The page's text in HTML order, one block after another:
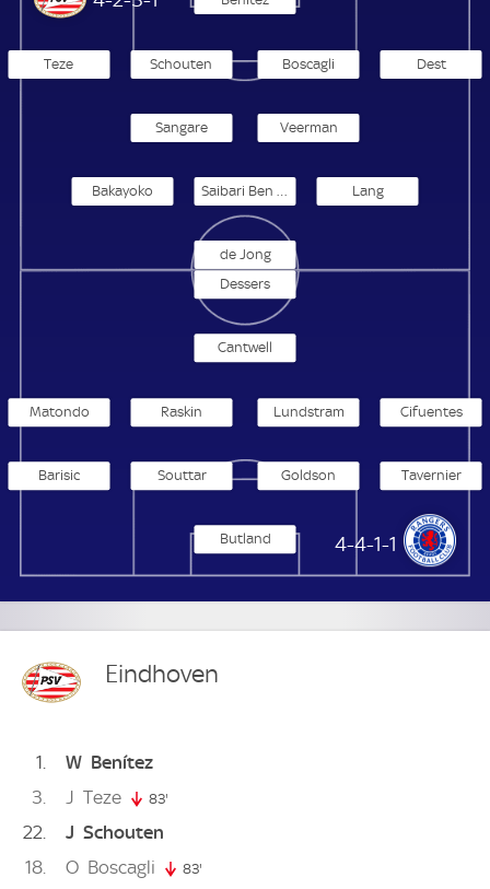
Teze Schouten Boscagli Dest
Sangare Veerman
Bakayoko Saibari Ben El Basra Lang
de Jong
Glasgow Rangers
4-4-1-1
Butland
Tavernier
Goldson
Souttar
Barisic
Cifuentes
Lundstram
Raskin
Matondo
Cantwell
Dessers
Eindhoven
1 W Benítez
3
J Teze 83'
22 J Schouten
18
O Boscagli 83'